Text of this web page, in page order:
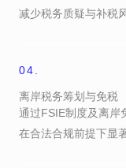
减少税务质疑与补税
04.
离岸税务筹划与免税
通过FSIE制度及离岸
在合法合规前提下显